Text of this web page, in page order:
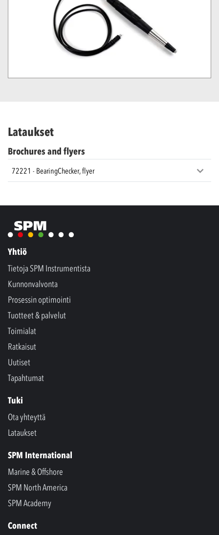
Lataukset
Brochures and flyers
72221 - BearingChecker, flyer
Yhtiö
Tietoja SPM Instrumentista
Kunnonvalvonta
Prosessin optimointi
Tuotteet & palvelut
Toimialat
Ratkaisut
Uutiset
Tapahtumat
Tuki
Ota yhteyttä
Lataukset
SPM International
Marine & Offshore
SPM North America
SPM Academy
Connect